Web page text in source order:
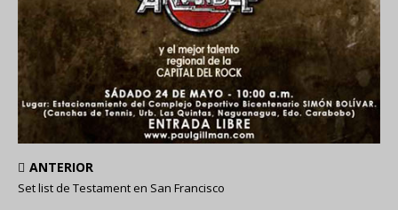
ANTERIOR
Set list de Testament en San Francisco